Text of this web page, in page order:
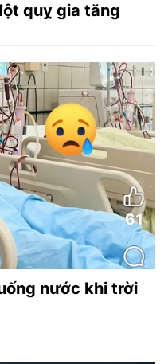
quỵ gia tăng
nước khi trời